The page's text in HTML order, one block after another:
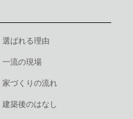
選ばれる理由
一流の現場
家づくりの流れ
建築後のはなし